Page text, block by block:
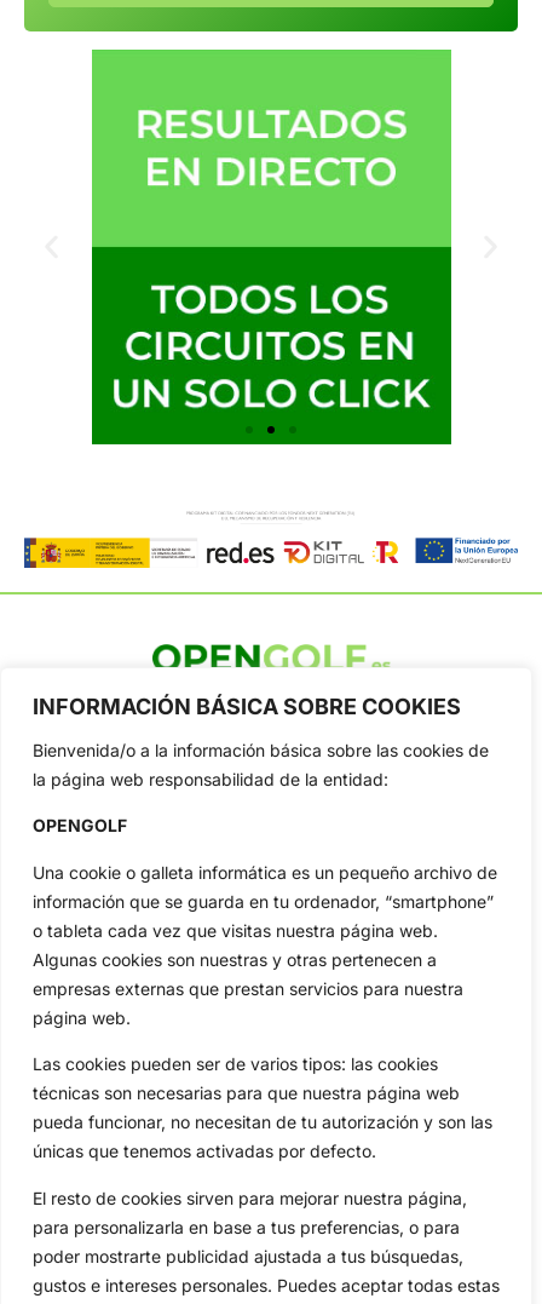
INFORMACIÓN BÁSICA SOBRE COOKIES
Bienvenida/o a la información básica sobre las cookies de
la página web responsabilidad de la entidad:
OPENGOLF
Una cookie o galleta informática es un pequeño archivo de
información que se guarda en tu ordenador, “smartphone”
o tableta cada vez que visitas nuestra página web.
Algunas cookies son nuestras y otras pertenecen a
empresas externas que prestan servicios para nuestra
página web.
Las cookies pueden ser de varios tipos: las cookies
técnicas son necesarias para que nuestra página web
pueda funcionar, no necesitan de tu autorización y son las
únicas que tenemos activadas por defecto.
El resto de cookies sirven para mejorar nuestra página,
para personalizarla en base a tus preferencias, o para
poder mostrarte publicidad ajustada a tus búsquedas,
gustos e intereses personales. Puedes aceptar todas estas
OpenGolf ofrece toda la actualidad, información del golf
profesional y amateur, resultados en directo, vídeos, noticias,
Jon Rahm, LIV Golf, PGA Tour, Ryder Cup, DP World Tour, LPGA
Tour...
Inicio
Actualidad
Amateurs
Circuitos
Especiales
Ryder Cup
Reglas
Vídeos
De Interés
Compañía
Política de Privacidad
Política de Cookies
Publicidad
Copyright © 2025 OpenGolf | Diseño porTecnoQuatre